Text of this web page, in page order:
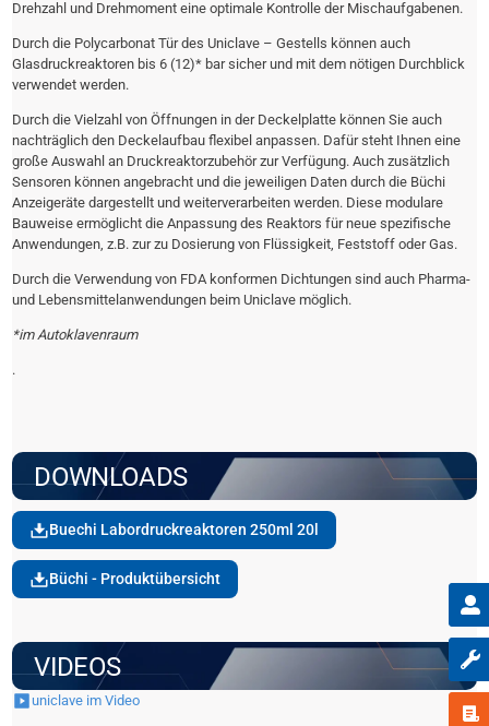
Drehzahl und Drehmoment eine optimale Kontrolle der Mischaufgabenen.
Durch die Polycarbonat Tür des Uniclave – Gestells können auch
Glasdruckreaktoren bis 6 (12)* bar sicher und mit dem nötigen Durchblick
verwendet werden.
Durch die Vielzahl von Öffnungen in der Deckelplatte können Sie auch
nachträglich den Deckelaufbau flexibel anpassen. Dafür steht Ihnen eine
große Auswahl an Druckreaktorzubehör zur Verfügung. Auch zusätzlich
Sensoren können angebracht und die jeweiligen Daten durch die Büchi
Anzeigeräte dargestellt und weiterverarbeiten werden. Diese modulare
Bauweise ermöglicht die Anpassung des Reaktors für neue spezifische
Anwendungen, z.B. zur zu Dosierung von Flüssigkeit, Feststoff oder Gas.
Durch die Verwendung von FDA konformen Dichtungen sind auch Pharma-
und Lebensmittelanwendungen beim Uniclave möglich.
*im Autoklavenraum
.
DOWNLOADS
Buechi Labordruckreaktoren 250ml 20l
Büchi - Produktübersicht
VIDEOS
uniclave im Video